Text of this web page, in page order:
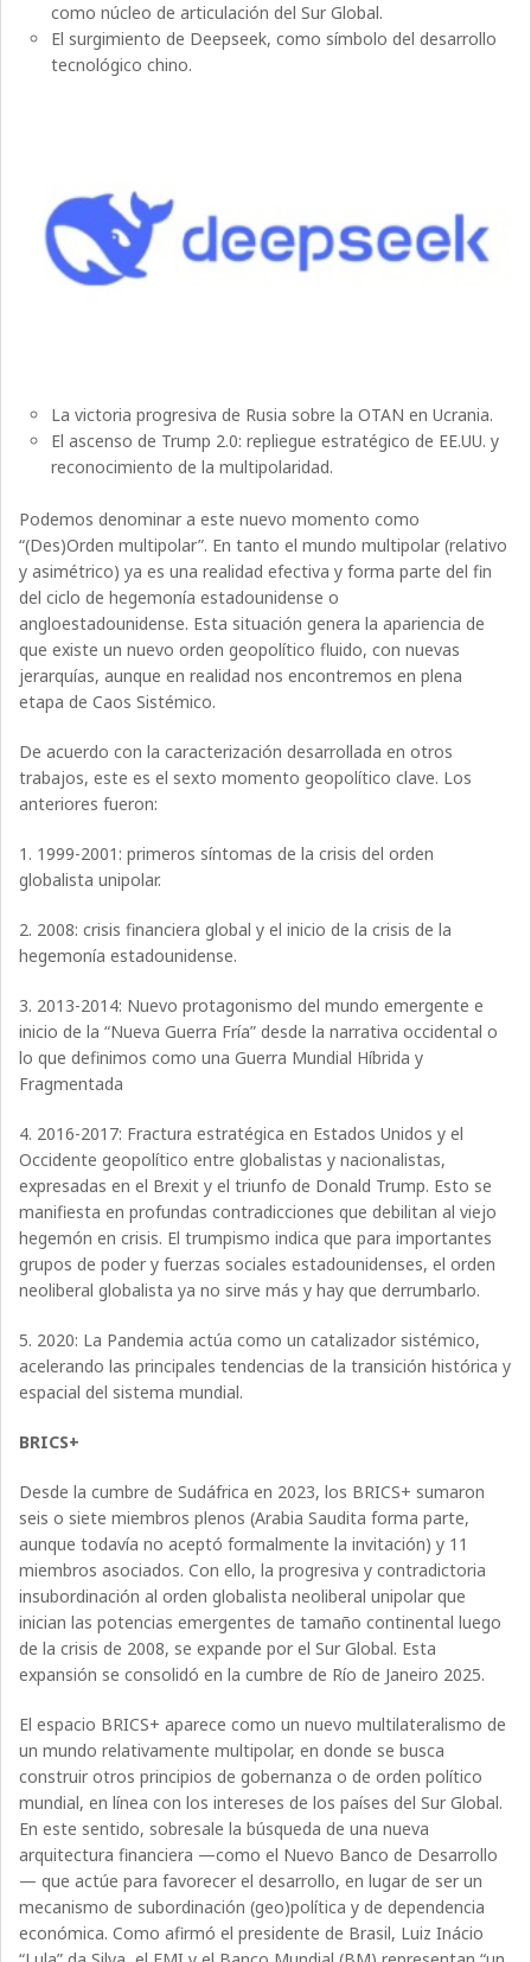
como núcleo de articulación del Sur Global.
El surgimiento de Deepseek, como símbolo del desarrollo
tecnológico chino.
La victoria progresiva de Rusia sobre la OTAN en Ucrania.
El ascenso de Trump 2.0: repliegue estratégico de EE.UU. y
reconocimiento de la multipolaridad.
Podemos denominar a este nuevo momento como
“(Des)Orden multipolar”. En tanto el mundo multipolar (relativo
y asimétrico) ya es una realidad efectiva y forma parte del fin
del ciclo de hegemonía estadounidense o
angloestadounidense. Esta situación genera la apariencia de
que existe un nuevo orden geopolítico fluido, con nuevas
jerarquías, aunque en realidad nos encontremos en plena
etapa de Caos Sistémico.
De acuerdo con la caracterización desarrollada en otros
trabajos, este es el sexto momento geopolítico clave. Los
anteriores fueron:
1. 1999-2001: primeros síntomas de la crisis del orden
globalista unipolar.
2. 2008: crisis financiera global y el inicio de la crisis de la
hegemonía estadounidense.
3. 2013-2014: Nuevo protagonismo del mundo emergente e
inicio de la “Nueva Guerra Fría” desde la narrativa occidental o
lo que definimos como una Guerra Mundial Híbrida y
Fragmentada
4. 2016-2017: Fractura estratégica en Estados Unidos y el
Occidente geopolítico entre globalistas y nacionalistas,
expresadas en el Brexit y el triunfo de Donald Trump. Esto se
manifiesta en profundas contradicciones que debilitan al viejo
hegemón en crisis. El trumpismo indica que para importantes
grupos de poder y fuerzas sociales estadounidenses, el orden
neoliberal globalista ya no sirve más y hay que derrumbarlo.
5. 2020: La Pandemia actúa como un catalizador sistémico,
acelerando las principales tendencias de la transición histórica y
espacial del sistema mundial.
BRICS+
Desde la cumbre de Sudáfrica en 2023, los BRICS+ sumaron
seis o siete miembros plenos (Arabia Saudita forma parte,
aunque todavía no aceptó formalmente la invitación) y 11
miembros asociados. Con ello, la progresiva y contradictoria
insubordinación al orden globalista neoliberal unipolar que
inician las potencias emergentes de tamaño continental luego
de la crisis de 2008, se expande por el Sur Global. Esta
expansión se consolidó en la cumbre de Río de Janeiro 2025.
El espacio BRICS+ aparece como un nuevo multilateralismo de
un mundo relativamente multipolar, en donde se busca
construir otros principios de gobernanza o de orden político
mundial, en línea con los intereses de los países del Sur Global.
En este sentido, sobresale la búsqueda de una nueva
arquitectura financiera —como el Nuevo Banco de Desarrollo
— que actúe para favorecer el desarrollo, en lugar de ser un
mecanismo de subordinación (geo)política y de dependencia
económica. Como afirmó el presidente de Brasil, Luiz Inácio